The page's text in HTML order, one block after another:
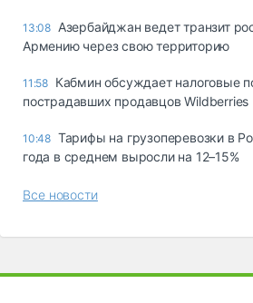
13:08 Азербайджан ведет транзит
Армению через свою территорию
11:58 Кабмин обсуждает налоговые
пострадавших продавцов Wildberries
10:48 Тарифы на грузоперевозки в
года в среднем выросли на 12–15%
Все новости